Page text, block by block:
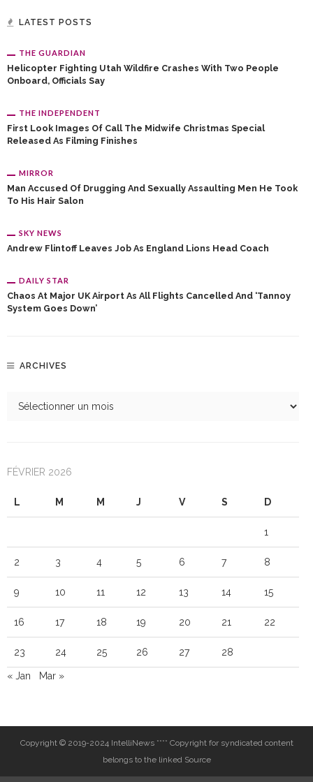
LATEST POSTS
THE GUARDIAN
Helicopter Fighting Utah Wildfire Crashes With Two People
Onboard, Officials Say
THE INDEPENDENT
First Look Images Of Call The Midwife Christmas Special
Released As Filming Finishes
MIRROR
Man Accused Of Drugging And Sexually Assaulting Men He Took
To His Hair Salon
SKY NEWS
Andrew Flintoff Leaves Job As England Lions Head Coach
DAILY STAR
Chaos At Major UK Airport As All Flights Cancelled And ‘tannoy
System Goes Down’
ARCHIVES
FÉVRIER 2026
L M M J V S D
1
2 3 4 5 6 7 8
9 10 11 12 13 14 15
16 17 18 19 20 21 22
23 24 25 26 27 28
« Jan Mar »
Copyright © 2019-2024 IntelliNews **** Copyright for syndicated content
belongs to the linked Source